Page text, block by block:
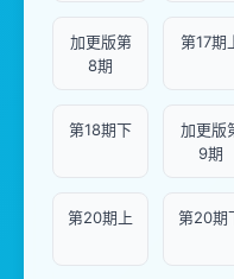
加更版第
8期
第17期
第18期下
加更版
9期
第20期上 第20期